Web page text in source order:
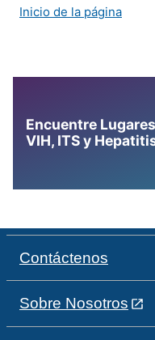
Inicio de la página
Encuentre
VIH, ITS y
Contáctenos
Sobre Nosotros